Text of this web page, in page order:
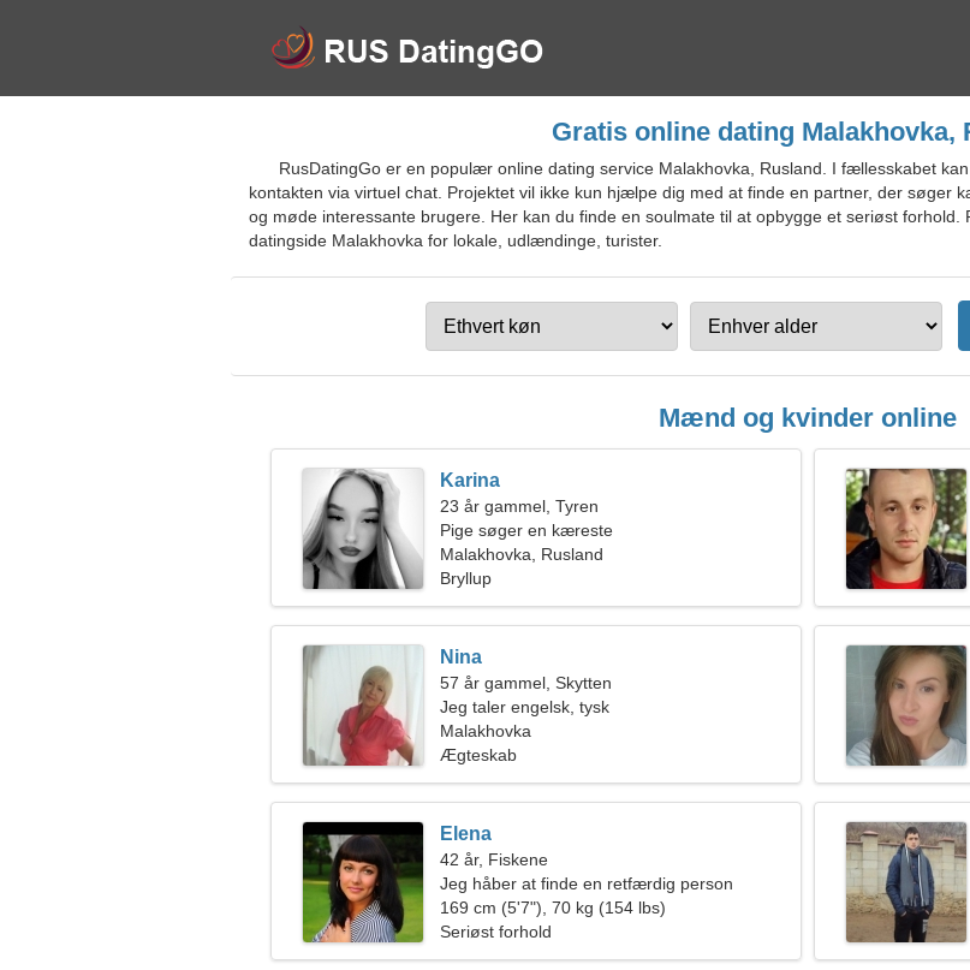
Gratis online dating Malakhovka,
RusDatingGo er en populær online dating service Malakhovka, Rusland. I fællesskabet
kontakten via virtuel chat. Projektet vil ikke kun hjælpe dig med at finde en partner, der
og møde interessante brugere. Her kan du finde en soulmate til at opbygge et seriøst forhold.
datingside Malakhovka for lokale, udlændinge, turister.
Mænd og kvinder online
Karina
23 år gammel, Tyren
Pige søger en kæreste
Malakhovka, Rusland
Bryllup
Nina
57 år gammel, Skytten
Jeg taler engelsk, tysk
Malakhovka
Ægteskab
Elena
42 år, Fiskene
Jeg håber at finde en retfærdig person
169 cm (5'7"), 70 kg (154 lbs)
Seriøst forhold